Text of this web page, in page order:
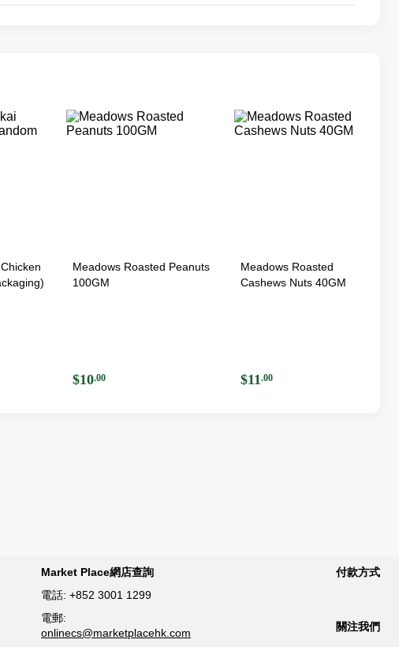
Meadows Roasted Peanuts
100GM
$10.00
Meadows Roasted
Cashews Nuts 40GM
$11.00
Market Place網店查詢
電話: +852 3001 1299
電郵:
onlinecs@marketplacehk.com
付款方式
關注我們